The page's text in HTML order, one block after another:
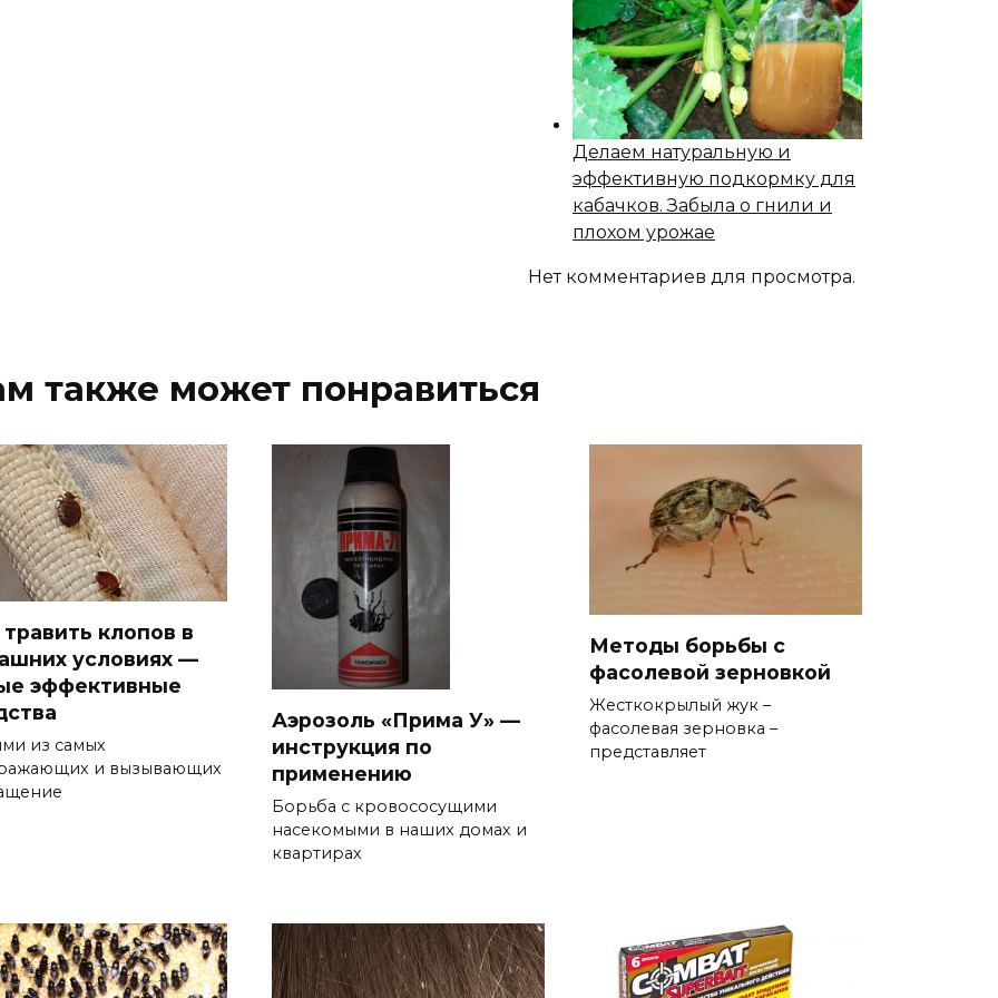
Делаем натуральную и
эффективную подкормку для
кабачков. Забыла о гнили и
плохом урожае
Нет комментариев для просмотра.
также может понравиться
клопов в
условиях —
эффективные
из самых
и вызывающих
Аэрозоль «Прима У» —
инструкция по
применению
Борьба с кровососущими
насекомыми в наших домах и
квартирах
Методы борьбы с
фасолевой зерновкой
Жесткокрылый жук –
фасолевая зерновка –
представляет